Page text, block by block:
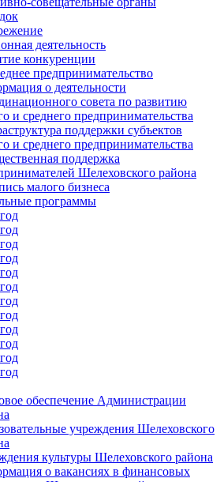
деятельность
конкуренции
предпринимательство
о деятельности
совета по развитию
и среднего предпринимательства
поддержки субъектов
и среднего предпринимательства
поддержка
Шелеховского района
малого бизнеса
программы
обеспечение Администрации
учреждения Шелеховского
культуры Шелеховского района
о вакансиях в финансовых